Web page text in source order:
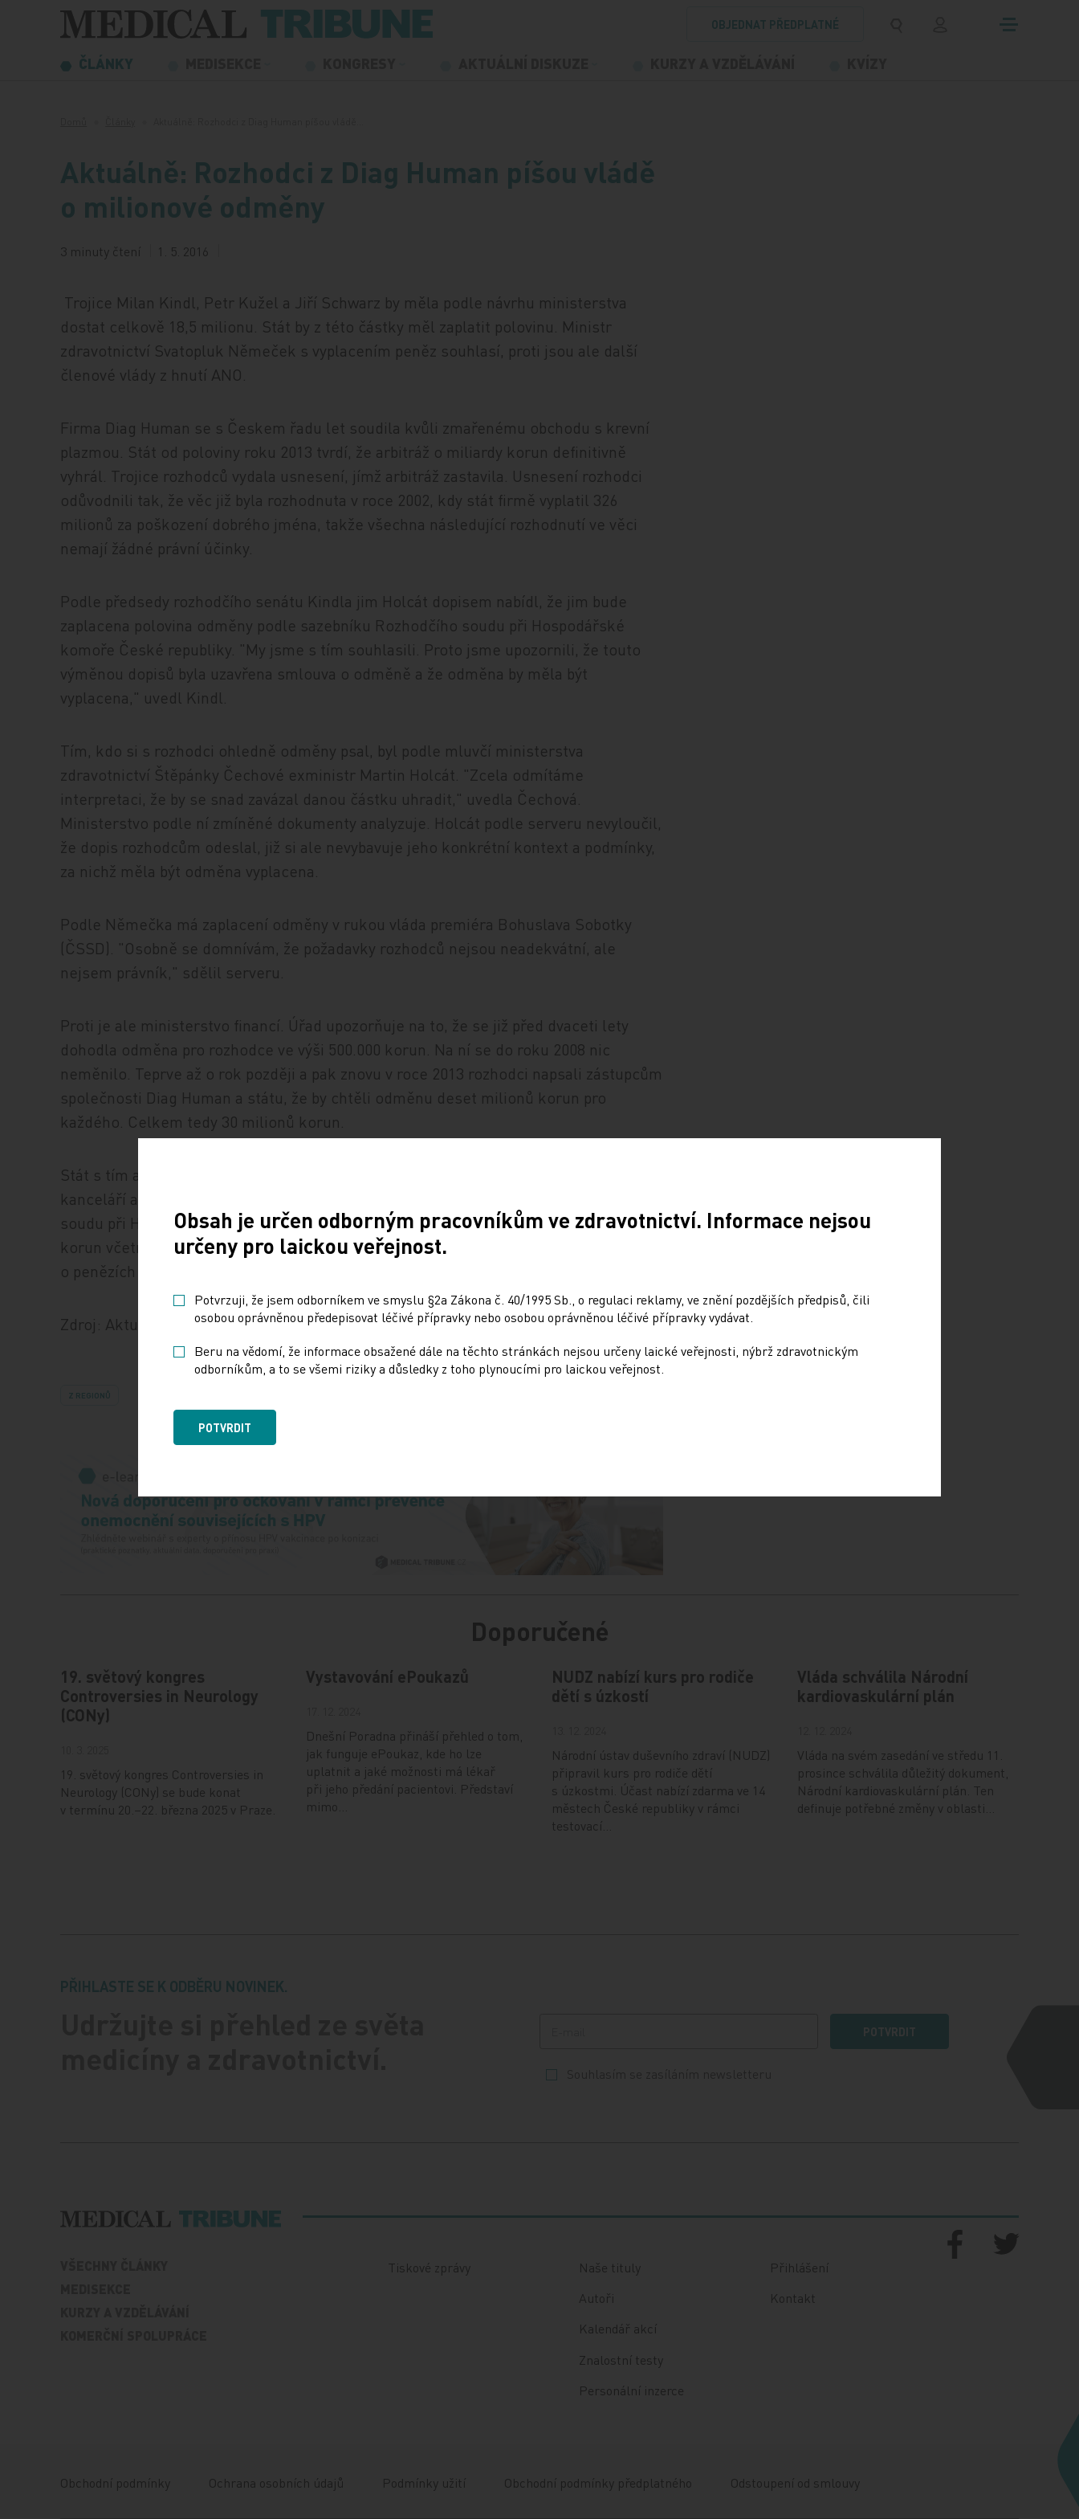
Přeskočit na obsah
OBJEDNAT PŘEDPLATNÉ
ČLÁNKY
Aktuálně: Rozhodci z Diag Human píšou vládě
o milionové odměny
3 minuty čtení 1. 5. 2016
Trojice Milan Kindl, Petr Kužel a Jiří Schwarz by měla podle návrhu ministerstva
dostat celkově 18,5 milionu. Stát by z této částky měl zaplatit polovinu. Ministr
zdravotnictví Svatopluk Němeček s vyplacením peněz souhlasí, proti jsou ale další
členové vlády z hnutí ANO.
Firma Diag Human se s Českem řadu let soudila kvůli zmařenému obchodu s krevní
plazmou. Stát od poloviny roku 2013 tvrdí, že arbitráž o miliardy korun definitivně
vyhrál. Trojice rozhodců vydala usnesení, jímž arbitráž zastavila. Usnesení rozhodci
odůvodnili tak, že věc již byla rozhodnuta v roce 2002, kdy stát firmě vyplatil 326
milionů za poškození dobrého jména, takže všechna následující rozhodnutí ve věci
nemají žádné právní účinky.
Podle předsedy rozhodčího senátu Kindla jim Holcát dopisem nabídl, že jim bude
zaplacena polovina odměny podle sazebníku Rozhodčího soudu při Hospodářské
komoře České republiky. "My jsme s tím souhlasili. Proto jsme upozornili, že touto
výměnou dopisů byla uzavřena smlouva o odměně a že odměna by měla být
vyplacena," uvedl Kindl.
Tím, kdo si s rozhodci ohledně odměny psal, byl podle mluvčí ministerstva
zdravotnictví Štěpánky Čechové exministr Martin Holcát. "Zcela odmítáme
interpretaci, že by se snad zavázal danou částku uhradit," uvedla Čechová.
Ministerstvo podle ní zmíněné dokumenty analyzuje. Holcát podle serveru nevyloučil,
že dopis rozhodcům odeslal, již si ale nevybavuje jeho konkrétní kontext a podmínky,
za nichž měla být odměna vyplacena.
Podle Němečka má zaplacení odměny v rukou vláda premiéra Bohuslava Sobotky
(ČSSD). "Osobně se domnívám, že požadavky rozhodců nejsou neadekvátní, ale
nejsem právník," sdělil serveru.
Proti je ale ministerstvo financí. Úřad upozorňuje na to, že se již před dvaceti lety
dohodla odměna pro rozhodce ve výši 500.000 korun. Na ní se do roku 2008 nic
neměnilo. Teprve až o rok později a pak znovu v roce 2013 rozhodci napsali zástupcům
společnosti Diag Human a státu, že by chtěli odměnu deset milionů korun pro
každého. Celkem tedy 30 milionů korun.
Stát s tím ale nesouhlasil a nechal vypracovat právní stanovisko od advokátních
kanceláří a ty konstatovaly, že odměna bude vypočtena podle sazebníku Rozhodčího
soudu při Hospodářské komoře České republiky. Celkem jde tedy o 18,5 milionu
korun včetně správního poplatku jeden milion korun. Vláda ale od loňského podzimu
o penězích zatím nejednala.
Zdroj: Aktuálně.cz
Z REGIONŮ
Doporučené
19. světový kongres
Controversies in Neurology
(CONy)
19. světový kongres Controversies in
Neurology (CONy) se bude konat
v termínu 20.–22. března 2025 v Praze.
Vystavování ePoukazů
Dnešní Poradna přináší přehled o tom,
jak funguje ePoukaz, kde ho lze
uplatnit a jaké možnosti má lékař
při jeho předání pacientovi. Představí
mimo…
NUDZ nabízí kurs pro rodiče
dětí s úzkostí
Národní ústav duševního zdraví (NUDZ)
připravil kurs pro rodiče dětí
s úzkostmi. Účast nabízí zdarma ve 14
městech České republiky v rámci
testovací…
Vláda schválila Národní
kardiovaskulární plán
Vláda na svém zasedání ve středu 11.
prosince schválila důležitý dokument,
Národní kardiovaskulární plán. Ten
definuje potřebné změny v oblasti…
PŘIHLASTE SE K ODBĚRU NOVINEK.
POTVRDIT
Tiskové zprávy
Naše tituly
Autoři
Kalendář akcí
Znalostní testy
Personální inzerce
Přihlášení
Kontakt
Obchodní podmínky Ochrana osobních údajů Podmínky užití Obchodní podmínky předplatného Odstoupení od smlouvy
Obsah je určen odborným pracovníkům ve zdravotnictví. Informace nejsou
určeny pro laickou veřejnost.
Potvrzuji, že jsem odborníkem ve smyslu §2a Zákona č. 40/1995 Sb., o regulaci reklamy, ve znění pozdějších předpisů, čili
osobou oprávněnou předepisovat léčivé přípravky nebo osobou oprávněnou léčivé přípravky vydávat.
Beru na vědomí, že informace obsažené dále na těchto stránkách nejsou určeny laické veřejnosti, nýbrž zdravotnickým
odborníkům, a to se všemi riziky a důsledky z toho plynoucími pro laickou veřejnost.
POTVRDIT